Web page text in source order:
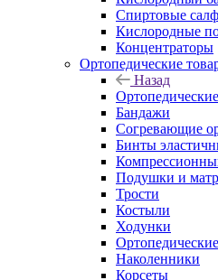
Спиртовые
Кислородные
Концентраторы
Ортопедические
Назад
Бандажи
Согревающие
Бинты
Подушки и
Трости
Костыли
Ходунки
Наколенники
Корсеты